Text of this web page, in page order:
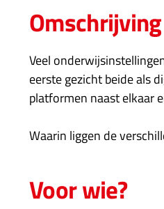
Omschrijving
Veel
eerste gezicht beide als
platformen naast elkaar
Waarin liggen de
Voor wie?